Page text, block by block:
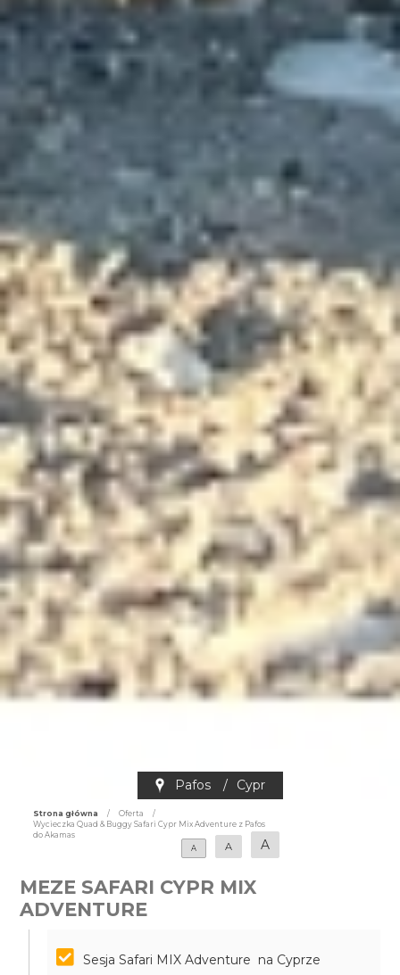
Pafos / Cypr
Strona główna / Oferta
/
Wycieczka Quad & Buggy Safari Cypr Mix Adventure z Pafos
do Akamas
A
A A
MEZE SAFARI CYPR MIX
ADVENTURE
Sesja Safari MIX Adventure na Cyprze